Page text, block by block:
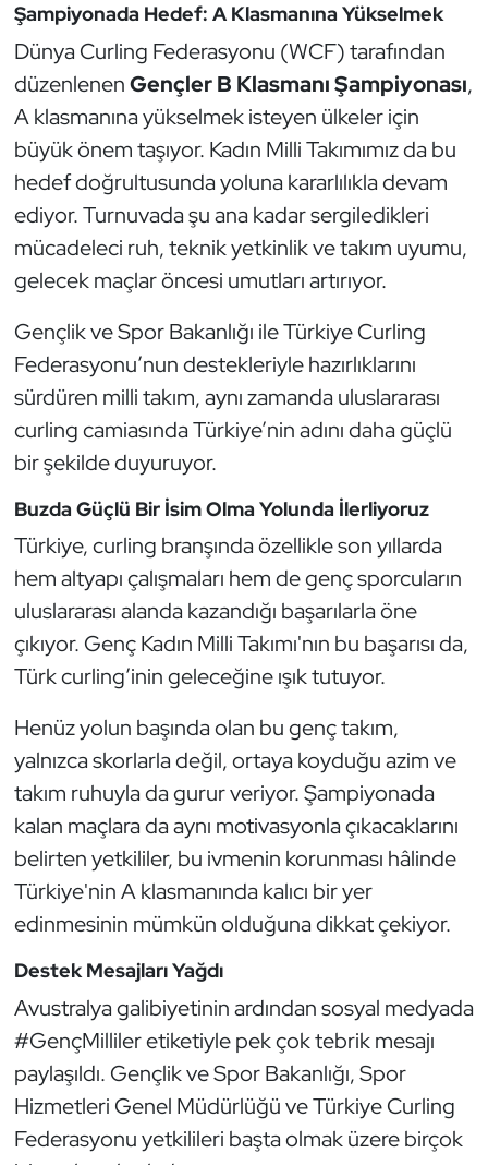
Şampiyonada Hedef: A Klasmanına Yükselmek
Dünya Curling Federasyonu (WCF) tarafından
düzenlenenGençler B Klasmanı Şampiyonası,
A klasmanına yükselmek isteyen ülkeler için
büyük önem taşıyor. Kadın Milli Takımımız da bu
hedef doğrultusunda yoluna kararlılıkla devam
ediyor. Turnuvada şu ana kadar sergiledikleri
mücadeleci ruh, teknik yetkinlik ve takım uyumu,
gelecek maçlar öncesi umutları artırıyor.
Gençlik ve Spor Bakanlığı ile Türkiye Curling
Federasyonu’nun destekleriyle hazırlıklarını
sürdüren milli takım, aynı zamanda uluslararası
curling camiasında Türkiye’nin adını daha güçlü
bir şekilde duyuruyor.
Buzda Güçlü Bir İsim Olma Yolunda İlerliyoruz
Türkiye, curling branşında özellikle son yıllarda
hem altyapı çalışmaları hem de genç sporcuların
uluslararası alanda kazandığı başarılarla öne
çıkıyor. Genç Kadın Milli Takımı'nın bu başarısı da,
Türk curling’inin geleceğine ışık tutuyor.
Henüz yolun başında olan bu genç takım,
yalnızca skorlarla değil, ortaya koyduğu azim ve
takım ruhuyla da gurur veriyor. Şampiyonada
kalan maçlara da aynı motivasyonla çıkacaklarını
belirten yetkililer, bu ivmenin korunması hâlinde
Türkiye'nin A klasmanında kalıcı bir yer
edinmesinin mümkün olduğuna dikkat çekiyor.
Destek Mesajları Yağdı
Avustralya galibiyetinin ardından sosyal medyada
#GençMilliler etiketiyle pek çok tebrik mesajı
paylaşıldı. Gençlik ve Spor Bakanlığı, Spor
Hizmetleri Genel Müdürlüğü ve Türkiye Curling
Federasyonu yetkilileri başta olmak üzere birçok
Kano ve Rafting
Karate
Kayak
Kempo
Kick Boks
Kürek
Masa Tenisi
Modern Pentatlon
Muay Thai
Okçuluk
Optimist
Özel Sporcular
Paralimpik
Ragbi
Satranç
Su Topu
Sualtı Sporları
Tekvando
Tenis